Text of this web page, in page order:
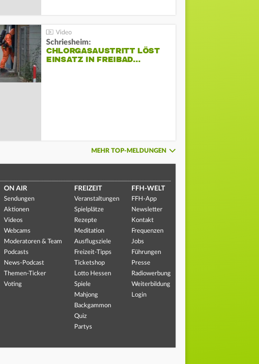
Schriesheim:
CHLORGASAUSTRITT LÖST
EINSATZ IN FREIBAD…
MEHR TOP-MELDUNGEN
ON AIR
Sendungen
Aktionen
Videos
Webcams
Moderatoren & Team
Podcasts
News-Podcast
Themen-Ticker
Voting
FREIZEIT
Veranstaltungen
Spielplätze
Rezepte
Meditation
Ausflugsziele
Freizeit-Tipps
Ticketshop
Lotto Hessen
Spiele
Mahjong
Backgammon
Quiz
Partys
FFH-WELT
FFH-App
Newsletter
Kontakt
Frequenzen
Jobs
Führungen
Presse
Radiowerbung
Weiterbildung
Login